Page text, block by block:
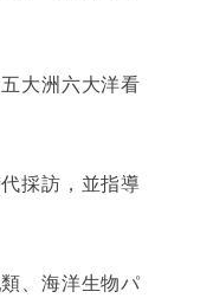
大洲六大洋看
採訪，並指導
、海洋生物パ